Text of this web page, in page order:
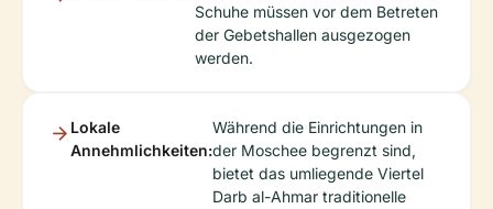
Schuhe müssen vor dem Betreten
der Gebetshallen ausgezogen
werden.
Lokale
Annehmlichkeiten:
Während die Einrichtungen in
der Moschee begrenzt sind,
bietet das umliegende Viertel
Darb al-Ahmar traditionelle